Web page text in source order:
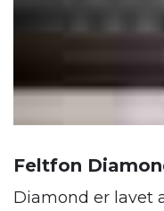
Feltfon
Diamond er lavet